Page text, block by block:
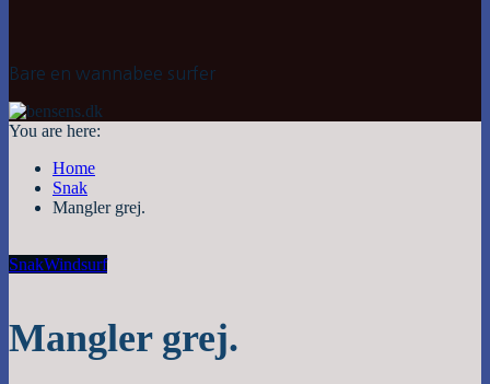
Bare en wannabee surfer
You are here:
Home
Snak
Mangler grej.
SnakWindsurf
Mangler grej.